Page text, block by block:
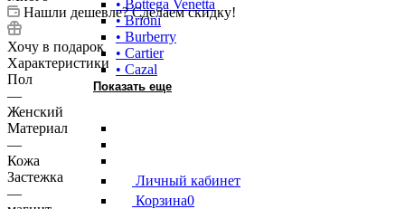
• Bottega Venetta
• Brioni
• Burberry
• Cartier
• Cazal
Показать еще
Личный кабинет
Корзина0
Нашли дешевле? Сделаем скидку!
Хочу в подарок
Характеристики
Пол
—
Женский
Материал
—
Кожа
Застежка
—